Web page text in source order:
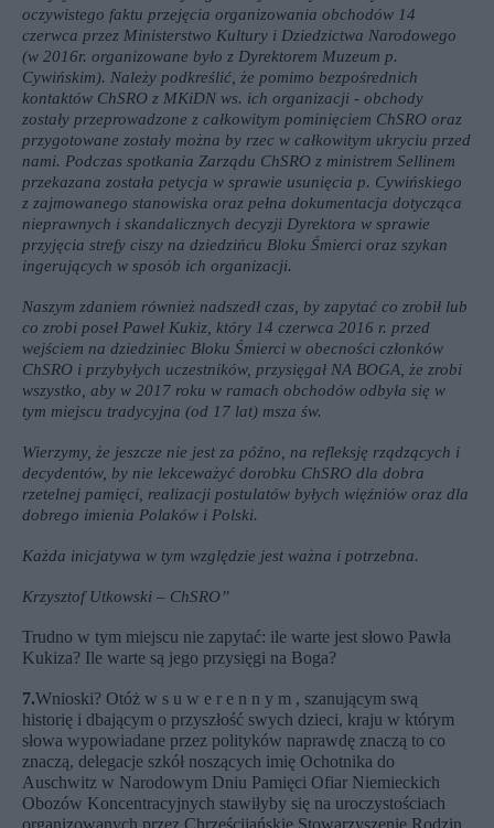
oczywistego faktu przejęcia organizowania obchodów 14
czerwca przez Ministerstwo Kultury i Dziedzictwa Narodowego
(w 2016r. organizowane było z Dyrektorem Muzeum p.
Cywińskim). Należy podkreślić, że pomimo bezpośrednich
kontaktów ChSRO z MKiDN ws. ich organizacji - obchody
zostały przeprowadzone z całkowitym pominięciem ChSRO oraz
przygotowane zostały można by rzec w całkowitym ukryciu przed
nami. Podczas spotkania Zarządu ChSRO z ministrem Sellinem
przekazana została petycja w sprawie usunięcia p. Cywińskiego
z zajmowanego stanowiska oraz pełna dokumentacja dotycząca
nieprawnych i skandalicznych decyzji Dyrektora w sprawie
przyjęcia strefy ciszy na dziedzińcu Bloku Śmierci oraz szykan
ingerujących w sposób ich organizacji.
Naszym zdaniem również nadszedł czas, by zapytać co zrobił lub
co zrobi poseł Paweł Kukiz, który 14 czerwca 2016 r. przed
wejściem na dziedziniec Bloku Śmierci w obecności członków
ChSRO i przybyłych uczestników, przysięgał NA BOGA, że zrobi
wszystko, aby w 2017 roku w ramach obchodów odbyła się w
tym miejscu tradycyjna (od 17 lat) msza św.
Wierzymy, że jeszcze nie jest za późno, na refleksję rządzących i
decydentów, by nie lekceważyć dorobku ChSRO dla dobra
rzetelnej pamięci, realizacji postulatów byłych więźniów oraz dla
dobrego imienia Polaków i Polski.
Każda inicjatywa w tym względzie jest ważna i potrzebna.
Krzysztof Utkowski – ChSRO”
Trudno w tym miejscu nie zapytać: ile warte jest słowo Pawła
Kukiza? Ile warte są jego przysięgi na Boga?
7.Wnioski? Otóż w s u w e r e n n y m , szanującym swą
historię i dbającym o przyszłość swych dzieci, kraju w którym
słowa wypowiadane przez polityków naprawdę znaczą to co
znaczą, delegacje szkół noszących imię Ochotnika do
Auschwitz w Narodowym Dniu Pamięci Ofiar Niemieckich
Obozów Koncentracyjnych stawiłyby się na uroczystościach
organizowanych przez Chrześcijańskie Stowarzyszenie Rodzin